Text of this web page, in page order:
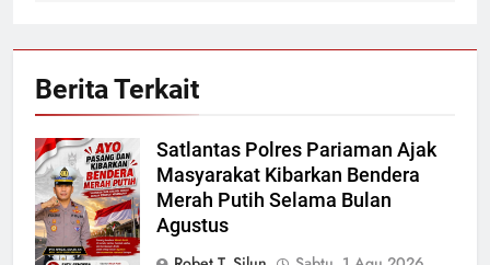
Berita Terkait
Satlantas Polres Pariaman Ajak
Masyarakat Kibarkan Bendera
Merah Putih Selama Bulan
Agustus